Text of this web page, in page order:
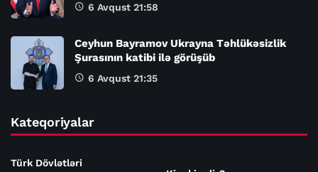
6 Avqust 21:58
Ceyhun Bayramov Ukrayna Təhlükəsizlik
Şurasının katibi ilə görüşüb
6 Avqust 21:35
Kateqoriyalar
Türk Dövlətləri